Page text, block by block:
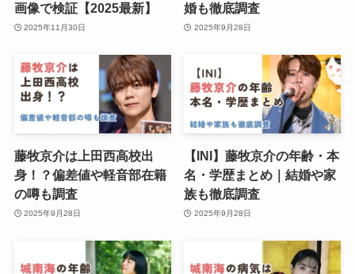
画像で検証【2025最新】
2025年11月30日
婚も徹底調査
2025年9月28日
藤牧京介は上田西高校出
身！？偏差値や軽音部在籍
の噂も調査
2025年9月28日
【INI】藤牧京介の年齢・本
名・学歴まとめ｜結婚や家
族も徹底調査
2025年9月28日